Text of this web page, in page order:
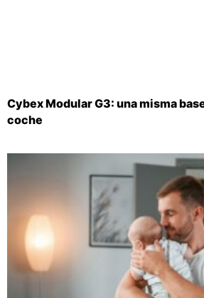
Cybex Modular G3: una misma
coche